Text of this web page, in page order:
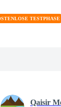
Qaisir